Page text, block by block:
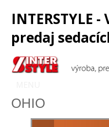
INTERSTYLE
predaj
OHIO